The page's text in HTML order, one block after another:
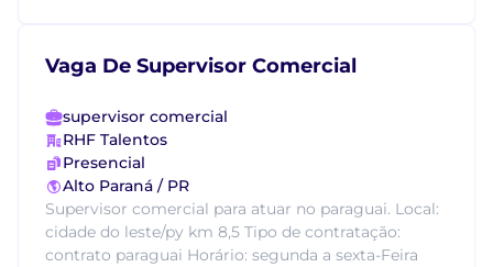
Vaga De Supervisor Comercial
supervisor comercial
RHF Talentos
Presencial
Alto Paraná / PR
Supervisor comercial para atuar no paraguai. Local:
cidade do leste/py km 8,5 Tipo de contratação:
contrato paraguai Horário: segunda a sexta-Feira